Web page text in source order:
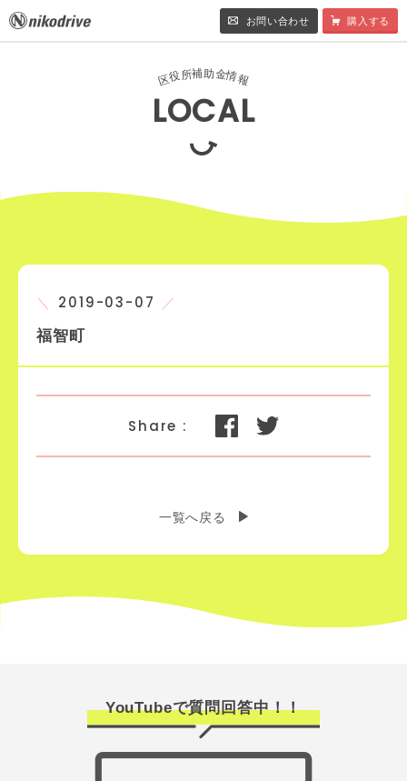
お問い合わせ 購入する
区役所補助金情報
LOCAL
2019-03-07
福智町
一覧へ戻る
YouTubeで質問回答中！！